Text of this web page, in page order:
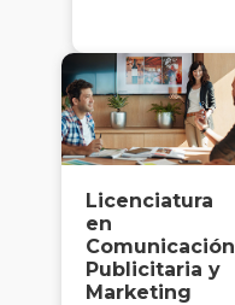
Licenciatura
en
Comunicación
Publicitaria y
Marketing